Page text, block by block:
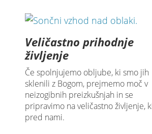
Veličastno prihodnje
življenje
Če spolnjujemo obljube, ki smo jih
sklenili z Bogom, prejmemo moč v
neizogibnih preizkušnjah in se
pripravimo na veličastno življenje,
pred nami.